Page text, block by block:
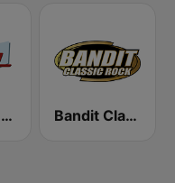
Vinyl FM 107 Bandit Classic Rock